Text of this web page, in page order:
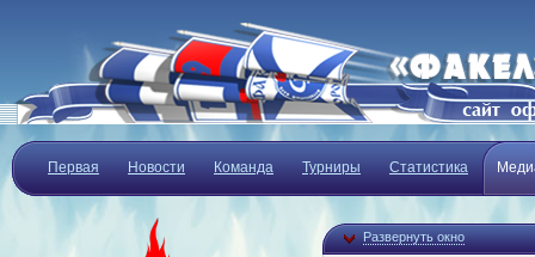
Первая Новости Команда Турниры Статистика
Развернуть окно